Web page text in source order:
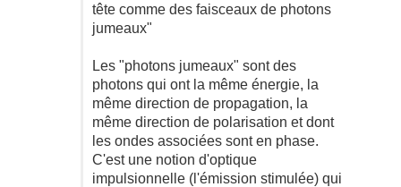
tête comme des faisceaux de photons
jumeaux"
Les "photons jumeaux" sont des
photons qui ont la même énergie, la
même direction de propagation, la
même direction de polarisation et dont
les ondes associées sont en phase.
C'est une notion d'optique
impulsionnelle (l'émission stimulée) qui